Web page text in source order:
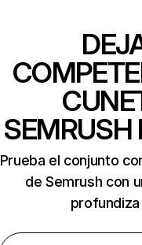
SEMRUSH
Prueba el conjunto
de Semrush con